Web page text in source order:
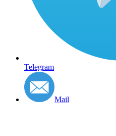
Telegram
Mail